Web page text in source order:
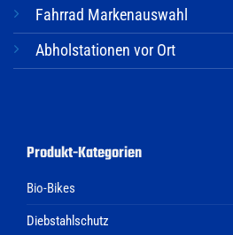
Fahrrad Markenauswahl
Abholstationen vor Ort
Produkt-Kategorien
Bio-Bikes
Diebstahlschutz